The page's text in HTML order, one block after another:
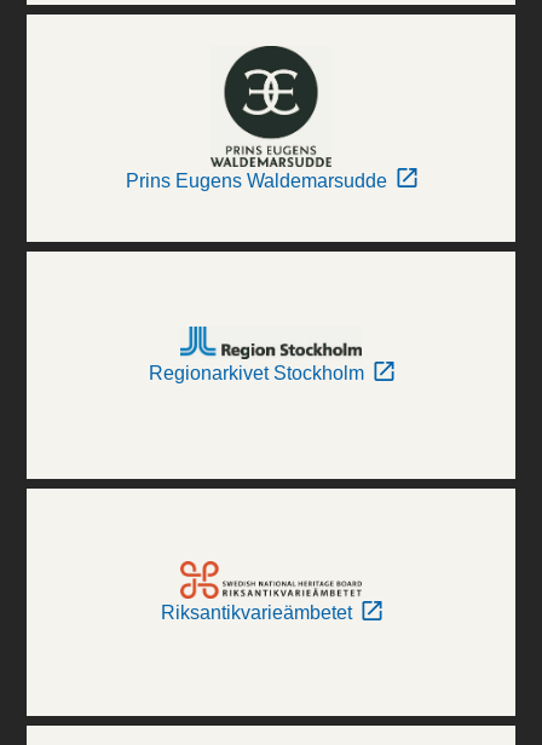
Prins Eugens Waldemarsudde
Regionarkivet Stockholm
Riksantikvarieämbetet